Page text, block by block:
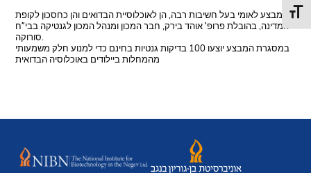
מבצע לאומי בעל חשיבות רבה, הן לאוכלוסיית הבדואים והן כחסכון לקופת
המדינה, בהובלת פרופ’ אוהד בירק, חבר המכון ומנהל המכון לגנטיקה בבי”ח
במסגרת המבצע יוצעו 100 בדיקות גנטיות בחינם כדי למנוע חלק משמעותי
מהמחלות ביילודים באוכלוסיה הבדואית